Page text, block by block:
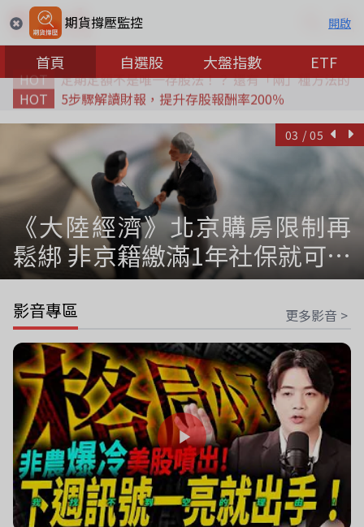
期貨撐壓監控 開啟
首頁 自選股 大盤指數 ETF
HOT 5步驟解讀財報，提升存股報酬率200％
《大陸經濟》北京購房限制再
鬆綁 非京籍繳滿1年社保就可買
五環內
03 / 05
影音專區 更多影音 >